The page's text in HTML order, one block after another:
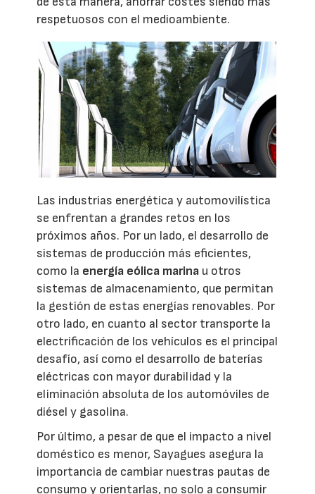
respetuosos con el medioambiente.
Las industrias energética y automovilística
se enfrentan a grandes retos en los
próximos años. Por un lado, el desarrollo de
sistemas de producción más eficientes,
como la energía eólica marina u otros
sistemas de almacenamiento, que permitan
la gestión de estas energías renovables. Por
otro lado, en cuanto al sector transporte la
electrificación de los vehículos es el principal
desafío, así como el desarrollo de baterías
eléctricas con mayor durabilidad y la
eliminación absoluta de los automóviles de
diésel y gasolina.
Por último, a pesar de que el impacto a nivel
doméstico es menor, Sayagues asegura la
importancia de cambiar nuestras pautas de
consumo y orientarlas, no solo a consumir